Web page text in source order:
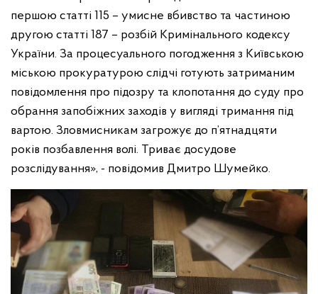
першою статті 115 – умисне вбивство та частиною
другою статті 187 – розбій Кримінального кодексу
України. За процесуального погодження з Київською
міською прокуратурою слідчі готують затриманим
повідомлення про підозру та клопотання до суду про
обрання запобіжних заходів у вигляді тримання під
вартою. Зловмисникам загрожує до п’ятнадцяти
років позбавлення волі. Триває досудове
розслідування», - повідомив Дмитро Шумейко.